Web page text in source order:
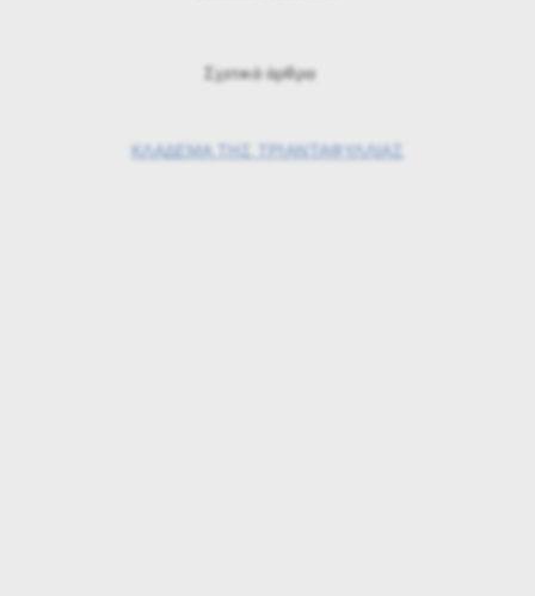
Σχετικά άρθρα
ΚΛΑΔΕΜΑ ΤΗΣ ΤΡΙΑΝΤΑΦΥΛΛΙΑΣ